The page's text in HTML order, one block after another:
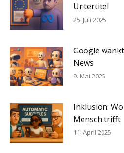
Untertitel
25. Juli 2025
Google
News
9. Mai 2025
Inklusion:
Mensch trifft
11. April 2025